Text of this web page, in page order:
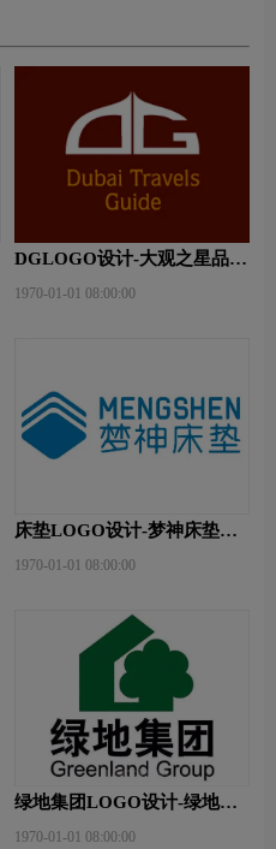
DGLOGO设计-大观之星品牌
1970-01-01 08:00:00
床垫LOGO设计-梦神床垫品
1970-01-01 08:00:00
绿地集团LOGO设计-绿地集
1970-01-01 08:00:00